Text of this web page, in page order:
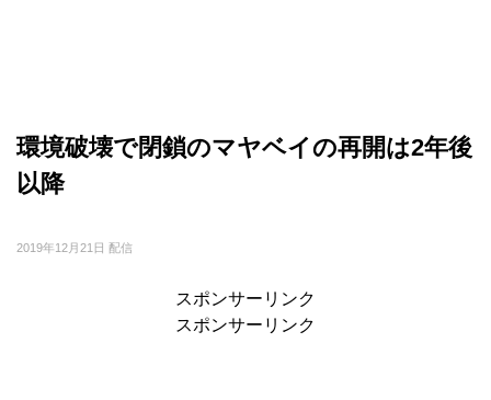
環境破壊で閉鎖のマヤベイの再開は2年後
以降
2019年12月21日 配信
スポンサーリンク
スポンサーリンク